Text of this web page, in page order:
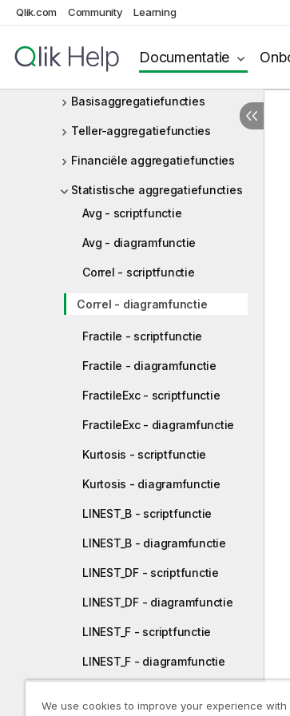
Qlik.com Community Learning
Documentatie
Operatoren
Script- en diagramfuncties
Basisaggregatiefuncties
Teller-aggregatiefuncties
Financiële aggregatiefuncties
Statistische aggregatiefuncties
Avg - scriptfunctie
Avg - diagramfunctie
Correl - scriptfunctie
Correl - diagramfunctie
Fractile - scriptfunctie
Fractile - diagramfunctie
FractileExc - scriptfunctie
FractileExc - diagramfunctie
Kurtosis - scriptfunctie
Kurtosis - diagramfunctie
LINEST_B - scriptfunctie
LINEST_B - diagramfunctie
LINEST_DF - scriptfunctie
LINEST_DF - diagramfunctie
LINEST_F - scriptfunctie
LINEST_F - diagramfunctie
We use cookies to improve your experience